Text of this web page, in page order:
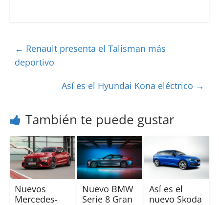
← Renault presenta el Talisman más
deportivo
Así es el Hyundai Kona eléctrico →
También te puede gustar
Nuevos
Mercedes-
Nuevo BMW
Serie 8 Gran
Así es el
nuevo Skoda